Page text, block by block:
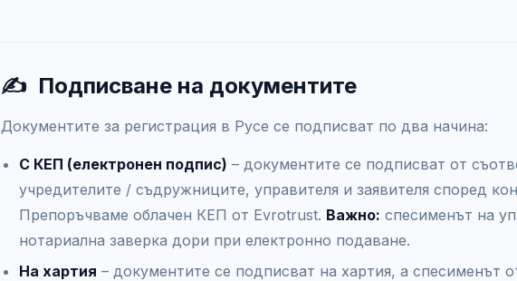
✍️ Подписване на документите
Документите за регистрация в Русе се подписват по два начина:
С КЕП (електронен подпис) – документите се подписват от
учредителите / съдружниците, управителя и заявителя според
Препоръчваме облачен КЕП от Evrotrust. Важно: спесименът на
нотариална заверка дори при електронно подаване.
На хартия – документите се подписват на хартия, а спесименът